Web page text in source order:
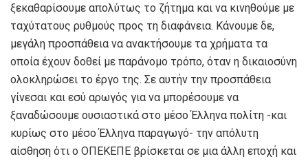
ξεκαθαρίσουμε απολύτως το ζήτημα και να κινηθούμε με
ταχύτατους ρυθμούς προς τη διαφάνεια. Κάνουμε δε,
μεγάλη προσπάθεια να ανακτήσουμε τα χρήματα τα
οποία έχουν δοθεί με παράνομο τρόπο, όταν η δικαιοσύνη
ολοκληρώσει το έργο της. Σε αυτήν την προσπάθεια
γίνεσαι και εσύ αρωγός για να μπορέσουμε να
ξαναδώσουμε ουσιαστικά στο μέσο Έλληνα πολίτη -και
κυρίως στο μέσο Έλληνα παραγωγό- την απόλυτη
αίσθηση ότι ο ΟΠΕΚΕΠΕ βρίσκεται σε μια άλλη εποχή και